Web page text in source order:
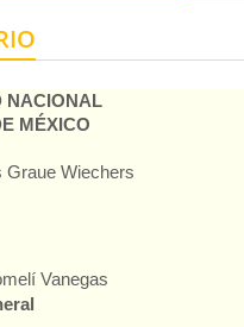
NACIONAL
MÉXICO
Graue Wiechers
Vanegas